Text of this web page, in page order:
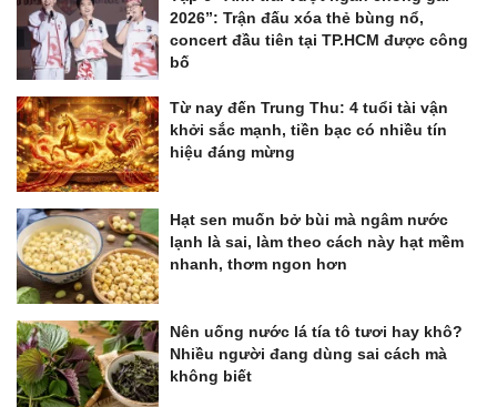
2026”: Trận đấu xóa thẻ bùng nổ,
concert đầu tiên tại TP.HCM được công
bố
Từ nay đến Trung Thu: 4 tuổi tài vận
khởi sắc mạnh, tiền bạc có nhiều tín
hiệu đáng mừng
Hạt sen muốn bở bùi mà ngâm nước
lạnh là sai, làm theo cách này hạt mềm
nhanh, thơm ngon hơn
Nên uống nước lá tía tô tươi hay khô?
Nhiều người đang dùng sai cách mà
không biết